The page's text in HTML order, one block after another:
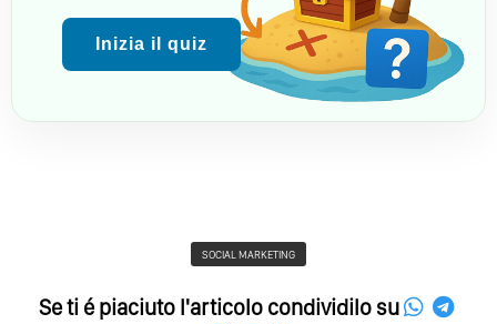
Inizia il quiz
SOCIAL MARKETING
Se ti é piaciuto l'articolo condividilo su